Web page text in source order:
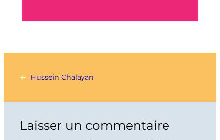
← Hussein Chalayan
Laisser un commentaire